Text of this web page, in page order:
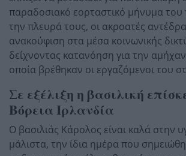
παραδοσιακό εορταστικό μήνυμα του
την πλευρά τους, οι ακροατές
ανακούφιση στα μέσα κοινωνικής
δείχνοντας κατανόηση για την
οποία βρέθηκαν οι εργαζόμενοι του
Σε εξέλιξη η βασιλική
Βόρεια Ιρλανδία
Ο βασιλιάς Κάρολος είναι καλά στην
μάλιστα, την ίδια ημέρα που